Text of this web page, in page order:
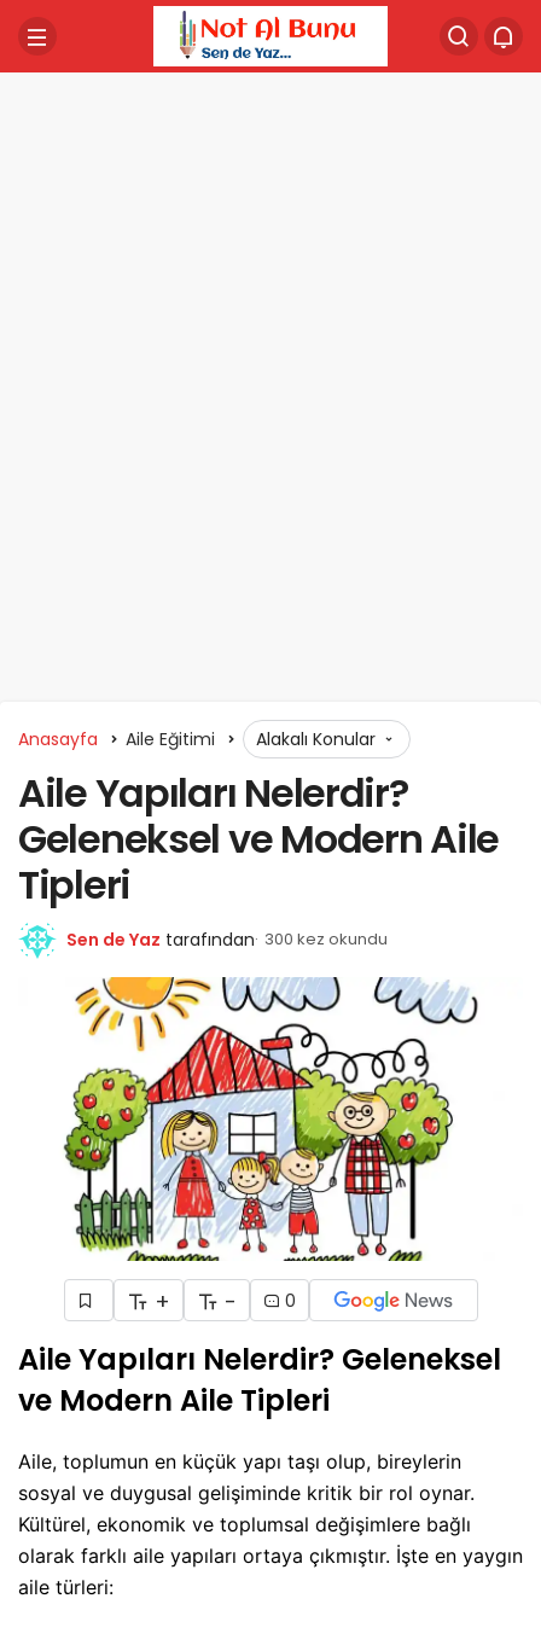
Anasayfa Aile Eğitimi Alakalı Konular
Aile Yapıları Nelerdir?
Geleneksel ve Modern Aile
Tipleri
Sen de Yaz tarafından 300 kez okundu
+ - 0
Aile Yapıları Nelerdir? Geleneksel
ve Modern Aile Tipleri
Aile, toplumun en küçük yapı taşı olup, bireylerin
sosyal ve duygusal gelişiminde kritik bir rol oynar.
Kültürel, ekonomik ve toplumsal değişimlere bağlı
olarak farklı aile yapıları ortaya çıkmıştır. İşte en yaygın
aile türleri: